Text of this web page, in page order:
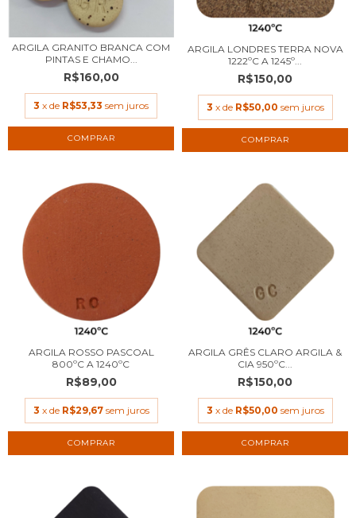
ARGILA GRANITO BRANCA COM
PINTAS E CHAMO...
R$160,00
3 x de R$53,33 sem juros
COMPRAR
ARGILA LONDRES TERRA NOVA
1222ºC A 1245º...
R$150,00
3 x de R$50,00 sem juros
COMPRAR
ARGILA ROSSO PASCOAL
800ºC A 1240ºC
R$89,00
3 x de R$29,67 sem juros
COMPRAR
ARGILA GRÊS CLARO ARGILA &
CIA 950ºC...
R$150,00
3 x de R$50,00 sem juros
COMPRAR